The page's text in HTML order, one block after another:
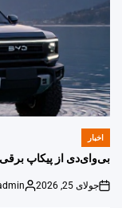
POSTED
اخبار
بی‌وای‌دی از پیکاپ
on
جولای 25, 2026
Posted